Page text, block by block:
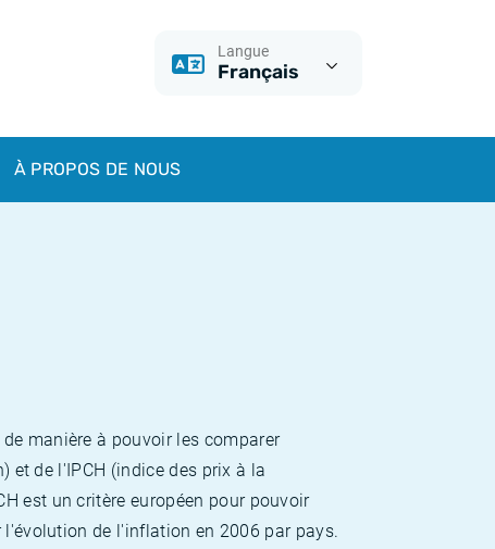
Langue
Français
À PROPOS DE NOUS
manière à pouvoir les comparer
et de l'IPCH (indice des prix à la
est un critère européen pour pouvoir
de l'inflation en 2006 par pays.